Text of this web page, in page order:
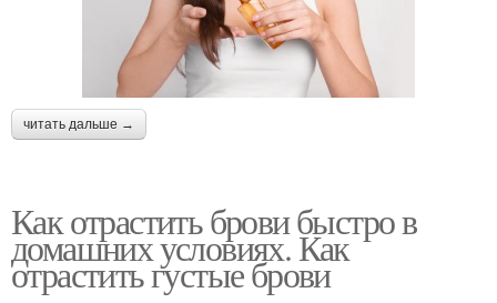
читать дальше →
Как отрастить брови быстро в
домашних условиях. Как
отрастить густые брови